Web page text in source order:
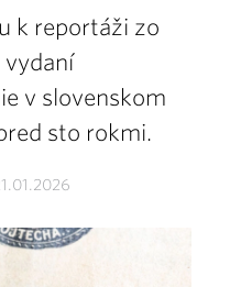
k reportáži zo
vydaní
v slovenskom
sto rokmi.